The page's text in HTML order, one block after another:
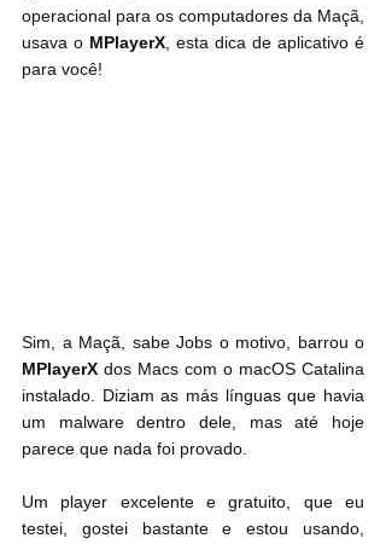
operacional para os computadores da Maçã,
usava o MPlayerX , esta dica de aplicativo é
para você!
MPlayerX dos Macs com o macOS Catalina
instalado. Diziam as más línguas que havia
um malware dentro dele, mas até hoje
parece que nada foi provado.
Um player excelente e gratuito, que eu
testei, gostei bastante e estou usando,